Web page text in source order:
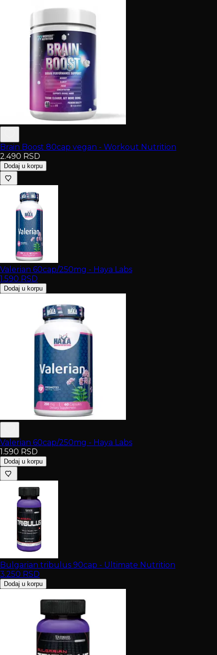
Brain Boost 80cap vegan - Workout Nutrition
2.490 RSD
Dodaj u korpu
Valerian 60cap/250mg - Haya Labs
1.590 RSD
Dodaj u korpu
Valerian 60cap/250mg - Haya Labs
1.590 RSD
Dodaj u korpu
Bulgarian tribulus 90cap - Ultimate Nutrition
3.250 RSD
Dodaj u korpu